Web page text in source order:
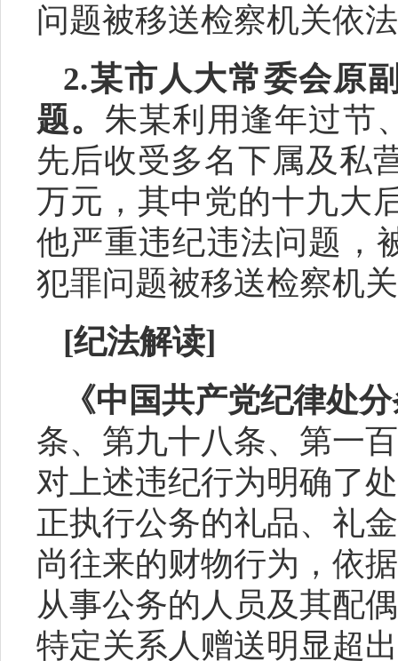
问题被移送检察机关依
2.某市人大常委会原
题。 朱某利用逢年过节
先后收受多名下属及私
万元，其中党的十九大
他严重违纪违法问题，
犯罪问题被移送检察机
[纪法解读]
《中国共产党纪律处
条、第九十八条、第一
对上述违纪行为明确了
正执行公务的礼品、礼
尚往来的财物行为，依
从事公务的人员及其配
特定关系人赠送明显超